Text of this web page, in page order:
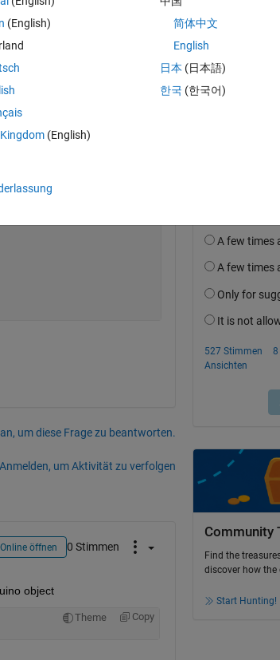
fix it.
um diese Frage zu beantworten.
Anmelden, um Aktivität zu verfolgen
öffnen 0 Stimmen
object
Theme Copy
am 22 Mär.
Community
Find the
discover how
Start Hunting!
(English)
(English)
简体中文
English
日本 (日本語)
한국 (한국어)